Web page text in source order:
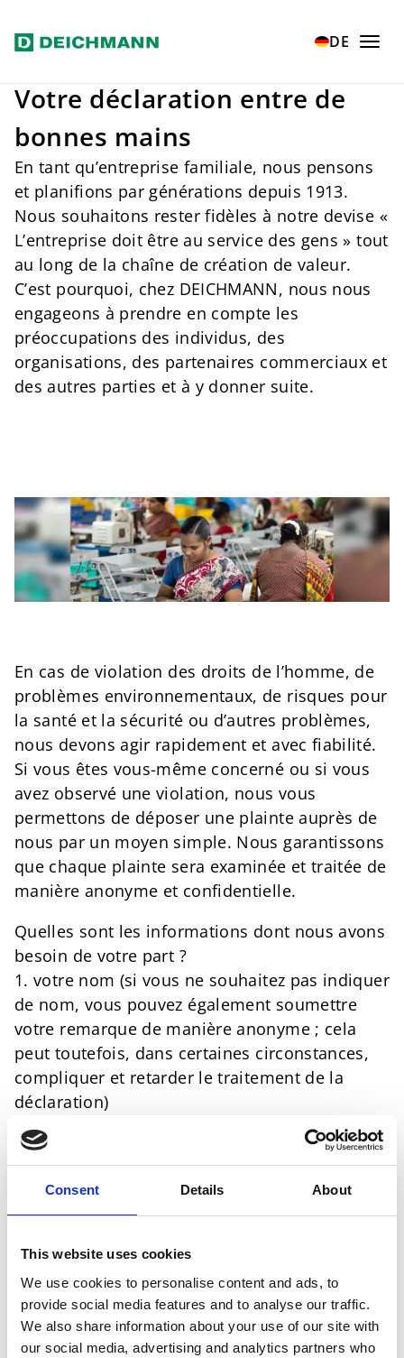
Consent Details About
This website uses cookies
We use cookies to personalise content and ads, to
provide social media features and to analyse our traffic.
We also share information about your use of our site with
our social media, advertising and analytics partners who
Zum Hauptinhalt springen DE
Home Verantwortung
Votre déclaration entre de
bonnes mains
En tant qu’entreprise familiale, nous pensons
et planifions par générations depuis 1913.
Nous souhaitons rester fidèles à notre devise «
L’entreprise doit être au service des gens » tout
au long de la chaîne de création de valeur.
C’est pourquoi, chez DEICHMANN, nous nous
engageons à prendre en compte les
préoccupations des individus, des
organisations, des partenaires commerciaux et
des autres parties et à y donner suite.
En cas de violation des droits de l’homme, de
problèmes environnementaux, de risques pour
la santé et la sécurité ou d’autres problèmes,
nous devons agir rapidement et avec fiabilité.
Si vous êtes vous-même concerné ou si vous
avez observé une violation, nous vous
permettons de déposer une plainte auprès de
nous par un moyen simple. Nous garantissons
que chaque plainte sera examinée et traitée de
manière anonyme et confidentielle.
Quelles sont les informations dont nous avons
besoin de votre part ?
1. votre nom (si vous ne souhaitez pas indiquer
de nom, vous pouvez également soumettre
votre remarque de manière anonyme ; cela
peut toutefois, dans certaines circonstances,
compliquer et retarder le traitement de la
déclaration)
2. coordonnées, par exemple numéro de
téléphone, courriel ou adresse postale
le cas échéant, le site de production ou toute
clairement le lieu.
4. description détaillée, y compris la date ou la
période de la plainte relative aux droits de
l’Homme, à l’environnement, à la santé ou à la
sécurité. Si vous en disposez, n’hésitez pas à